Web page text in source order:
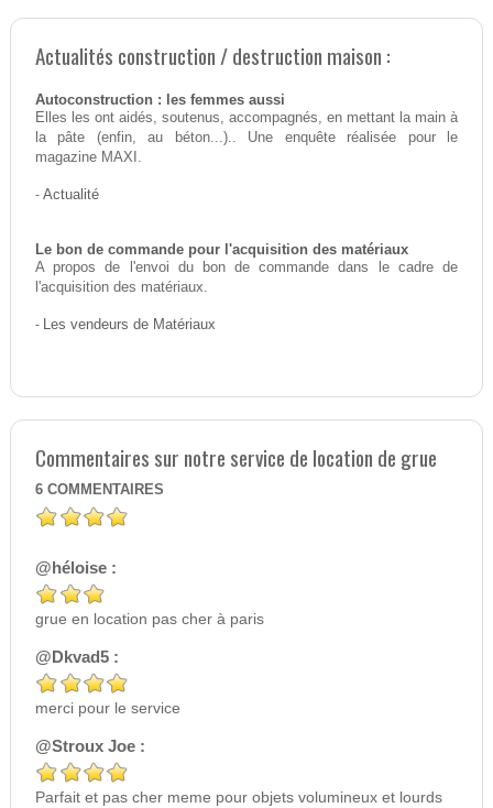
Actualités construction / destruction maison :
Autoconstruction : les femmes aussi
Elles les ont aidés, soutenus, accompagnés, en mettant la main à
la pâte (enfin, au béton...).. Une enquête réalisée pour le
magazine MAXI.
- Actualité
Le bon de commande pour l'acquisition des matériaux
A propos de l'envoi du bon de commande dans le cadre de
l'acquisition des matériaux.
- Les vendeurs de Matériaux
Commentaires sur notre service de location de grue
6 COMMENTAIRES
@héloise :
grue en location pas cher à paris
@Dkvad5 :
merci pour le service
@Stroux Joe :
Parfait et pas cher meme pour objets volumineux et lourds